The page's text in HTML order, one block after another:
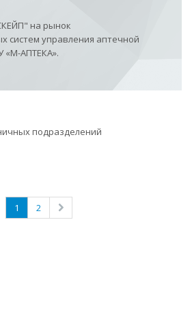
на рынок
систем управления аптечной
«М-АПТЕКА».
подразделений
1 2